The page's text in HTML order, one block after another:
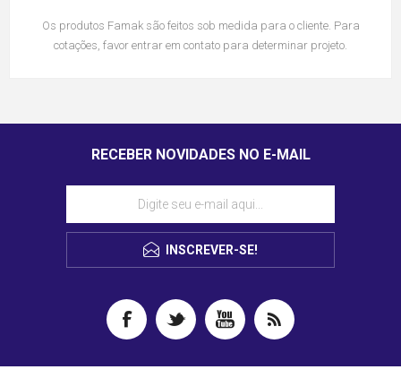
Os produtos Famak são feitos sob medida para o cliente. Para
cotações, favor entrar em contato para determinar projeto.
RECEBER NOVIDADES NO E-MAIL
INSCREVER-SE!